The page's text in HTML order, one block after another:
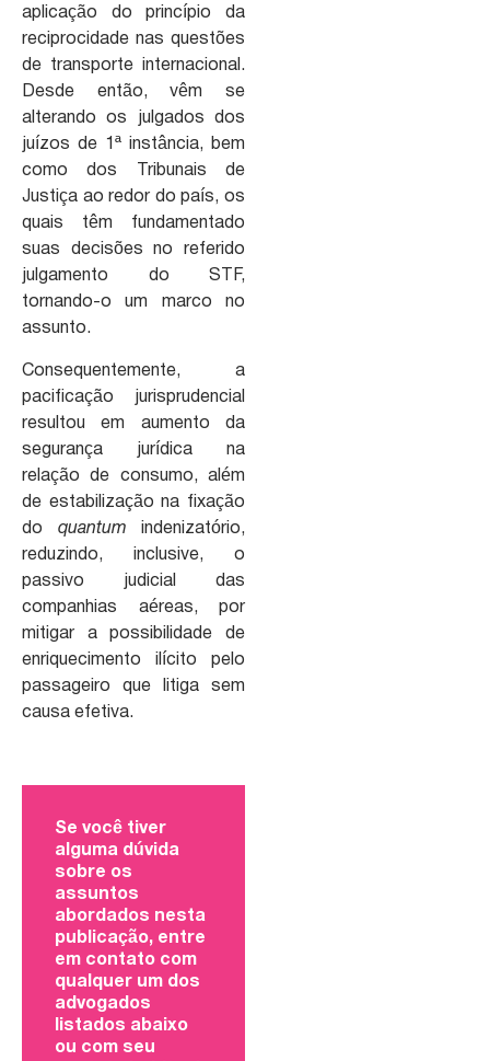
aplicação do princípio da
reciprocidade nas questões
de transporte internacional.
Desde então, vêm se
alterando os julgados dos
juízos de 1ª instância, bem
como dos Tribunais de
Justiça ao redor do país, os
quais têm fundamentado
suas decisões no referido
julgamento do STF,
tornando-o um marco no
assunto.
Consequentemente, a
pacificação jurisprudencial
resultou em aumento da
segurança jurídica na
relação de consumo, além
de estabilização na fixação
do quantum indenizatório,
reduzindo, inclusive, o
passivo judicial das
companhias aéreas, por
mitigar a possibilidade de
enriquecimento ilícito pelo
passageiro que litiga sem
causa efetiva.
Se você tiver
alguma dúvida
sobre os
assuntos
abordados nesta
publicação, entre
em contato com
qualquer um dos
advogados
listados abaixo
ou com seu